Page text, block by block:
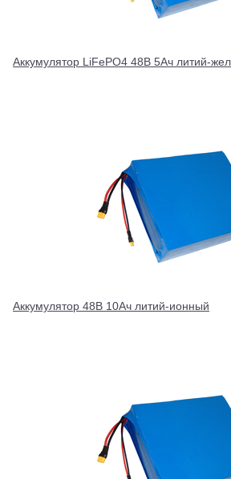
Аккумулятор LiFePO4 48В 5Ач литий-
Аккумулятор 48В 10Ач литий-ионный